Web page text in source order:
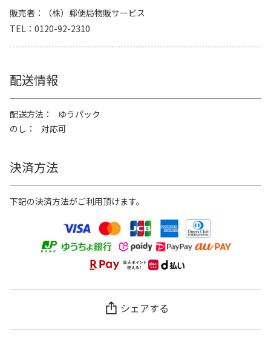
販売者
（株）郵便局物販サービス
TEL
0120-92-2310
配送情報
配送方法
ゆうパック
のし
対応可
決済方法
下記の決済方法がご利用頂けます。
シェアする